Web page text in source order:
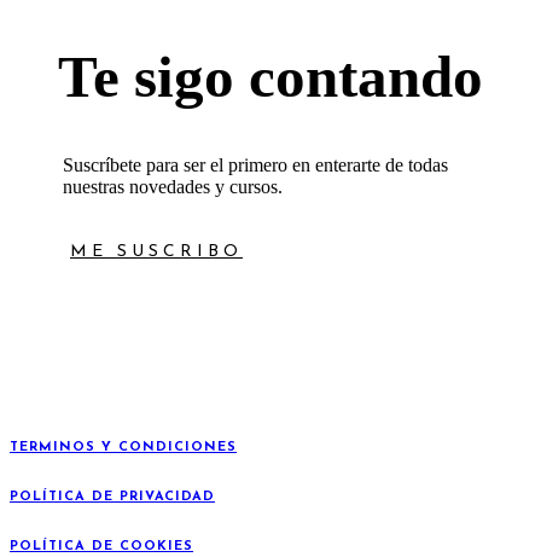
Te sigo contando
Suscríbete para ser el primero en enterarte de todas
nuestras novedades y cursos.
ME SUSCRIBO
TERMINOS Y CONDICIONES
POLÍTICA DE PRIVACIDAD
POLÍTICA DE COOKIES